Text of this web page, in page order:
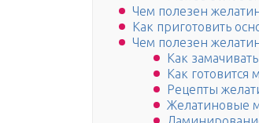
Чем полезен
Как приготовить
Чем полезен
Как
Как готовится
Рецепты
Желатиновые